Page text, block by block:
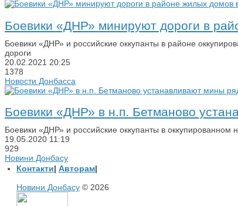
Боевики «ДНР» минируют дороги в
Боевики «ДНР» и российские оккупанты в районе
дороги
20.02.2021 20:25
1378
Новости Донбасса
Боевики «ДНР» в н.п. Бетманово
Боевики «ДНР» и российские оккупанты в
19.05.2020 11:19
929
Новини Донбасу
Контакти| Авторам|
Новини Донбасу © 2026